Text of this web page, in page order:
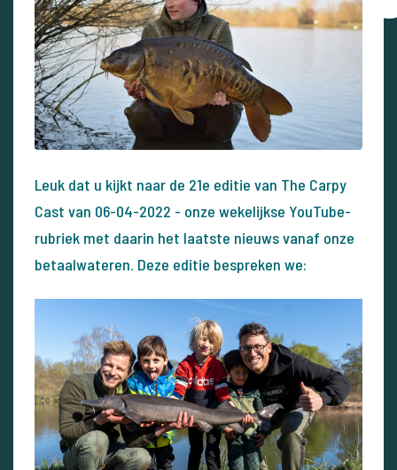
Leuk dat u kijkt naar de 21e editie van The Carpy
Cast van 06-04-2022 - onze wekelijkse YouTube-
rubriek met daarin het laatste nieuws vanaf onze
betaalwateren. Deze editie bespreken we: